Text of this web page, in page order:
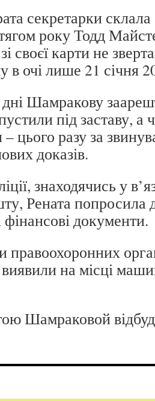
секретарки
року Тодд
своєї карти не
в очі лише 21 січня
Шамракову
під заставу, а
цього разу за
доказів.
знаходячись у
Рената попросила
фінансові документи.
правоохоронних
на місці
Шамраковой